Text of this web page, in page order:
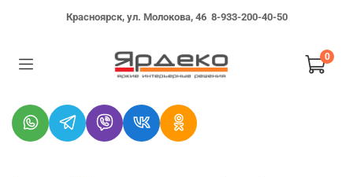
Красноярск, ул. Молокова, 46 8-933-200-40-50
0